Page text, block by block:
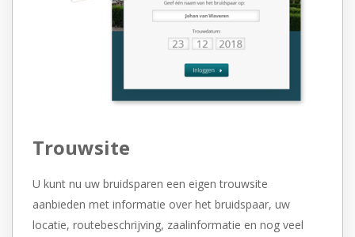
Trouwsite
U kunt nu uw bruidsparen een eigen trouwsite
aanbieden met informatie over het bruidspaar, uw
locatie, routebeschrijving, zaalinformatie en nog veel